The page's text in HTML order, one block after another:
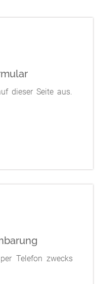
dieser Seite aus.
Telefon zwecks